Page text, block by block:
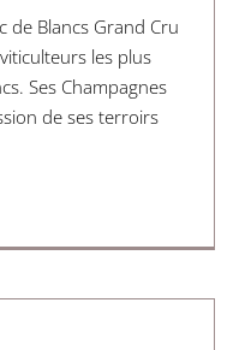
de Blancs Grand Cru
les plus
Ses Champagnes
de ses terroirs